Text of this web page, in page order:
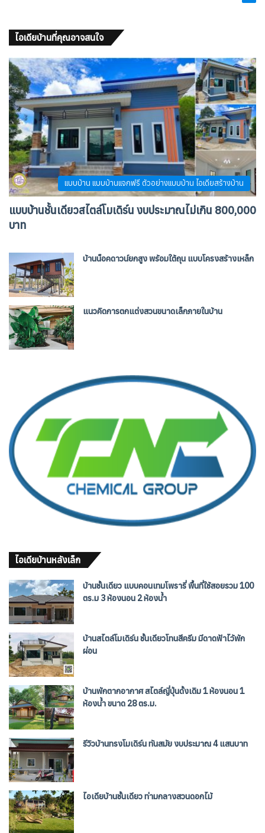
ไอเดียบ้านที่คุณอาจสนใจ
แบบบ้าน แบบบ้านแจกฟรี ตัวอย่างแบบบ้าน ไอเดียสร้างบ้าน
แบบบ้านชั้นเดียวสไตล์โมเดิร์น งบประมาณไม่เกิน 800,000
บาท
บ้านน็อคดาวน์ยกสูง พร้อมใต้ถุน แบบโครงสร้างเหล็ก
แนวคิดการตกแต่งสวนขนาดเล็กภายในบ้าน
ไอเดียบ้านหลังเล็ก
บ้านชั้นเดียว แบบคอนเทมโพรารี่ พื้นที่ใช้สอยรวม 100
ตร.ม 3 ห้องนอน 2 ห้องน้ำ
บ้านสไตล์โมเดิร์น ชั้นเดียวโทนสีครีม มีดาดฟ้าไว้พัก
ผ่อน
บ้านพักตากอากาศ สไตล์ญี่ปุ่นดั้งเดิม 1 ห้องนอน 1
ห้องน้ำ ขนาด 28 ตร.ม.
รีวิวบ้านทรงโมเดิร์น ทันสมัย งบประมาณ 4 แสนบาท
ไอเดียบ้านชั้นเดียว ท่ามกลางสวนดอกไม้